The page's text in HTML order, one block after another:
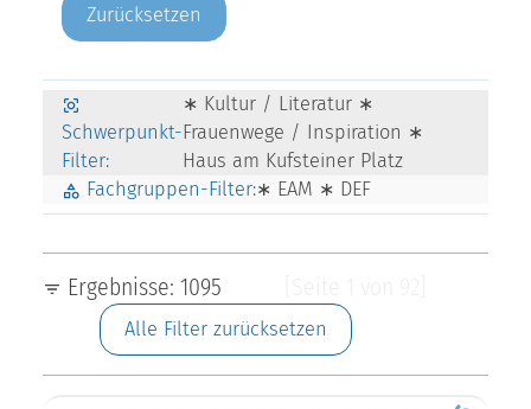
Zurücksetzen
Schwerpunkt-
Filter:
∗ Kultur / Literatur ∗
Frauenwege / Inspiration ∗
Haus am Kufsteiner Platz
Fachgruppen-Filter:∗ EAM ∗ DEF
Ergebnisse: 1095
Alle Filter zurücksetzen